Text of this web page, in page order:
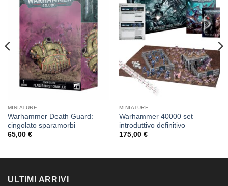
Aggiungi
alla lista
dei
desideri
MINIATURE
Warhammer Death Guard:
cingolato sparamorbi
65,00 €
Aggiungi
alla lista
dei
desideri
MINIATURE
Warhammer 40000 set
introduttivo definitivo
175,00 €
ULTIMI ARRIVI